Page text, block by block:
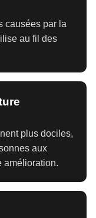
causées par la
au fil des
plus dociles,
aux
amélioration.